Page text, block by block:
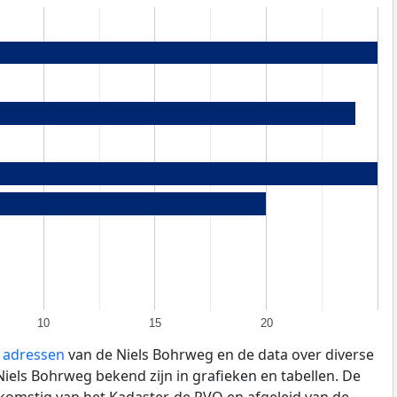
10 15 20
van de Niels Bohrweg en de data over diverse
Bohrweg bekend zijn in grafieken en tabellen. De